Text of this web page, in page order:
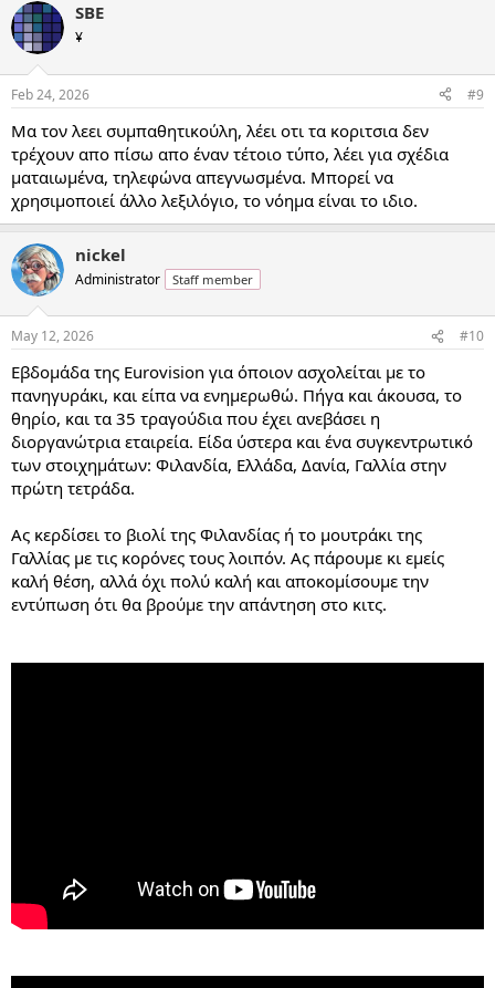
SBE
¥
Feb 24, 2026 #9
Μα τον λεει συμπαθητικούλη, λέει οτι τα κοριτσια δεν
τρέχουν απο πίσω απο έναν τέτοιο τύπο, λέει για σχέδια
ματαιωμένα, τηλεφώνα απεγνωσμένα. Μπορεί να
χρησιμοποιεί άλλο λεξιλόγιο, το νόημα είναι το ιδιο.
nickel
Administrator Staff member
May 12, 2026 #10
Εβδομάδα της Eurovision για όποιον ασχολείται με το
πανηγυράκι, και είπα να ενημερωθώ. Πήγα και άκουσα, το
θηρίο, και τα 35 τραγούδια που έχει ανεβάσει η
διοργανώτρια εταιρεία. Είδα ύστερα και ένα συγκεντρωτικό
των στοιχημάτων: Φιλανδία, Ελλάδα, Δανία, Γαλλία στην
πρώτη τετράδα.
Ας κερδίσει το βιολί της Φιλανδίας ή το μουτράκι της
Γαλλίας με τις κορόνες τους λοιπόν. Ας πάρουμε κι εμείς
καλή θέση, αλλά όχι πολύ καλή και αποκομίσουμε την
εντύπωση ότι θα βρούμε την απάντηση στο κιτς.